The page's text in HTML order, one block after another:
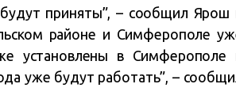
приняты”, – сообщил Ярош
районе и Симферополе
установлены в Симферополе
уже будут работать”, –